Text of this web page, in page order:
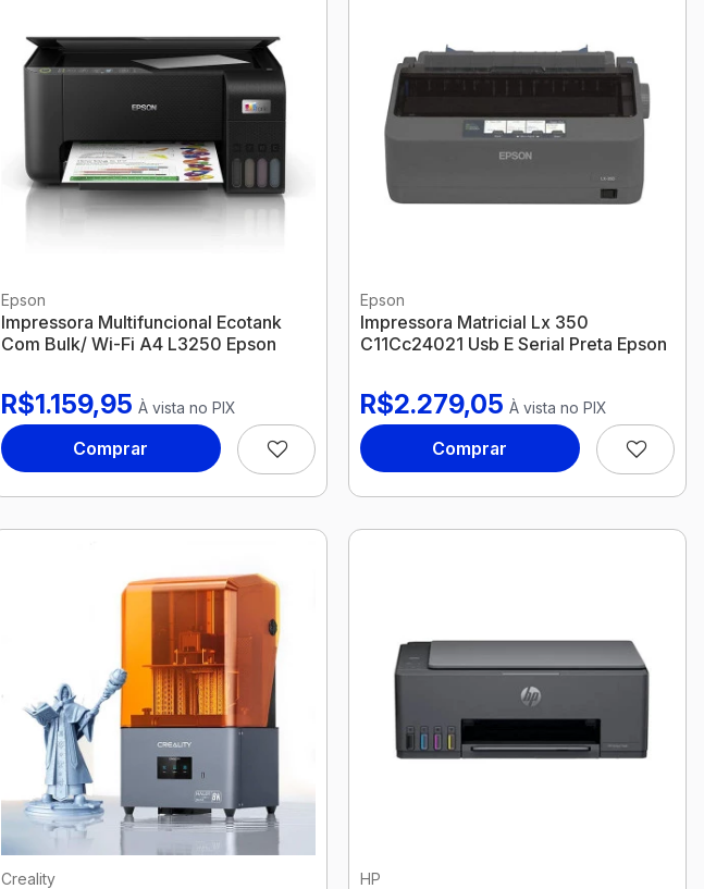
Epson
Impressora Multifuncional Ecotank
Com Bulk/ Wi-Fi A4 L3250 Epson
R$1.159,95 À vista no PIX
Comprar
Epson
Impressora Matricial Lx 350
C11Cc24021 Usb E Serial Preta Epson
R$2.279,05 À vista no PIX
Comprar
Creality HP